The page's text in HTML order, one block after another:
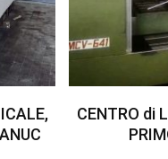
CENTRO di